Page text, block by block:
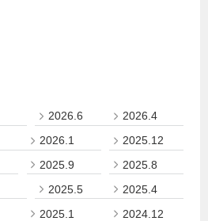
2026.6
2026.4
2026.1
2025.12
2025.9
2025.8
2025.5
2025.4
2025.1
2024.12